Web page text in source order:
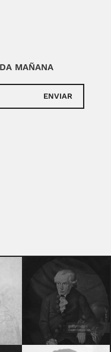
MAÑANA
ENVIAR